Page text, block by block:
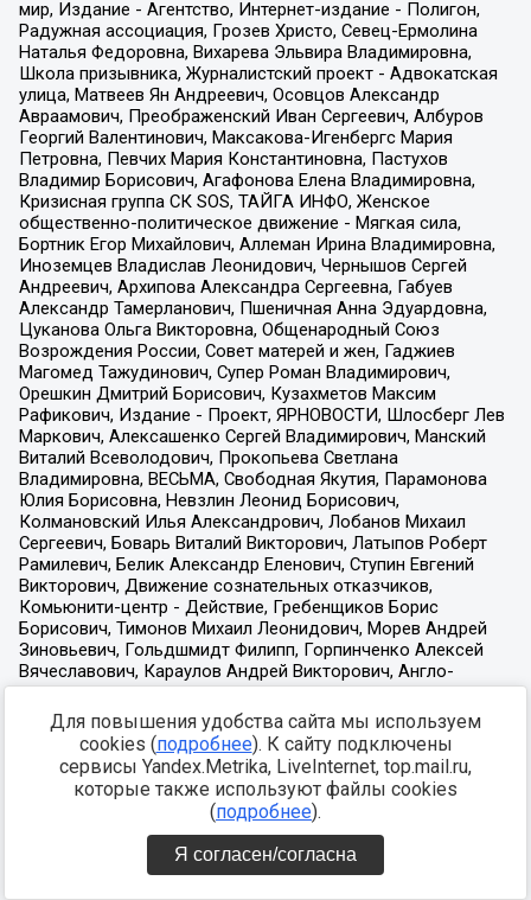
Для повышения удобства сайта мы используем
cookies (подробнее). К сайту подключены
сервисы Yandex.Metrika, LiveInternet, top.mail.ru,
которые также используют файлы cookies
(подробнее).
Я согласен/согласна